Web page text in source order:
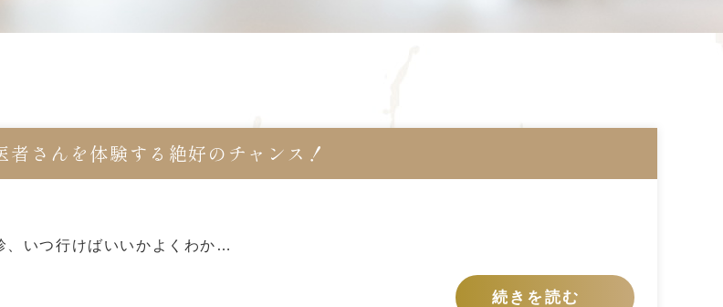
者さんを体験する絶好のチャンス！
、いつ行けばいいかよくわか…
続きを読む